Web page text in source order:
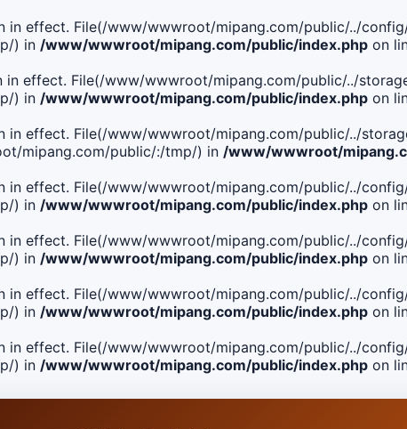
in effect. File(/www/wwwroot/mipang.com/public/../
) in /www/wwwroot/mipang.com/public/index.php on
in effect. File(/www/wwwroot/mipang.com/public/../
) in /www/wwwroot/mipang.com/public/index.php on
in effect. File(/www/wwwroot/mipang.com/public/../
mipang.com/public/:/tmp/) in /www/wwwroot/
in effect. File(/www/wwwroot/mipang.com/public/../
) in /www/wwwroot/mipang.com/public/index.php on
in effect. File(/www/wwwroot/mipang.com/public/../
) in /www/wwwroot/mipang.com/public/index.php on
in effect. File(/www/wwwroot/mipang.com/public/../
) in /www/wwwroot/mipang.com/public/index.php on
in effect. File(/www/wwwroot/mipang.com/public/../
) in /www/wwwroot/mipang.com/public/index.php on